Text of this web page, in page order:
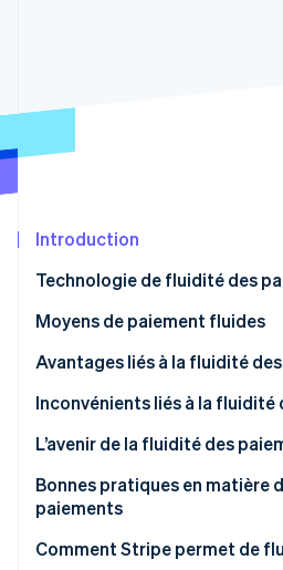
Climate
Vérification de l'identité
Stripe Sessions 2026
Regarder la vidéo
Introduction
Technologie de fluidité des
Moyens de paiement fluides
Avantages liés à la fluidité
Inconvénients liés à la fluidité
L’avenir de la fluidité des
Bonnes pratiques en matière
paiements
Comment Stripe permet de